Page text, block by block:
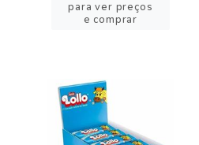
para ver preços
e comprar